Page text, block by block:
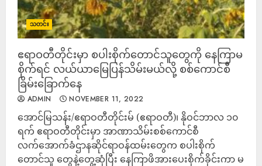
သတင်း
ဧရာဝတီတိုင်းမှာ စပါးစိုက်တောင်သူတွေကို နေကြာမ
စိုက်ရင် လယ်ယာမြေပြန်သိမ်းမယ်လို့ စစ်ကောင်စီ
ခြိမ်းခြောက်နေ
ADMIN NOVEMBER 11, 2022
အောင်မြသန်း/ဧရာဝတီတိုင်းမ် (ဧရာဝတီ)၊ နိုဝင်ဘာလ ၁၀
ရက် ဧရာဝတီတိုင်းမှာ အာဏာသိမ်းစစ်ကောင်စီ
လက်အောက်ခံဌာနဆိုင်ရာဝန်ထမ်းတွေက စပါးစိုက်
တောင်သူ တွေနဲ့တွေ့ဆုံပြီး နေကြာဖိအားပေးစိုက်ခိုင်းကာ မ